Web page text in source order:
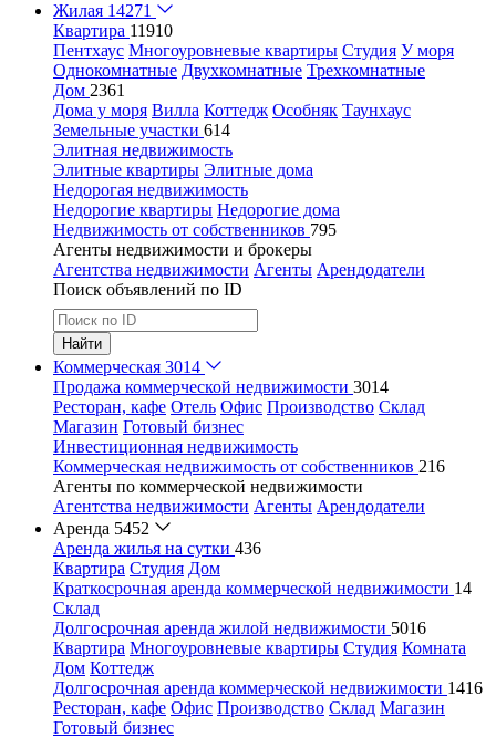
Жилая 14271
Квартира 11910
Пентхаус Многоуровневые квартиры Студия У моря
Однокомнатные Двухкомнатные Трехкомнатные
Дом 2361
Дома у моря Вилла Коттедж Особняк Таунхаус
Земельные участки 614
Элитная недвижимость
Элитные квартиры Элитные дома
Недорогая недвижимость
Недорогие квартиры Недорогие дома
Недвижимость от собственников 795
Агенты недвижимости и брокеры
Агентства недвижимости Агенты Арендодатели
Поиск объявлений по ID
Найти
Коммерческая 3014
Продажа коммерческой недвижимости 3014
Ресторан, кафе Отель Офис Производство Склад
Магазин Готовый бизнес
Инвестиционная недвижимость
Коммерческая недвижимость от собственников 216
Агенты по коммерческой недвижимости
Агентства недвижимости Агенты Арендодатели
Аренда 5452
Аренда жилья на сутки 436
Квартира Студия Дом
Краткосрочная аренда коммерческой недвижимости 14
Склад
Долгосрочная аренда жилой недвижимости 5016
Квартира Многоуровневые квартиры Студия Комната
Дом Коттедж
Долгосрочная аренда коммерческой недвижимости 1416
Ресторан, кафе Офис Производство Склад Магазин
Готовый бизнес